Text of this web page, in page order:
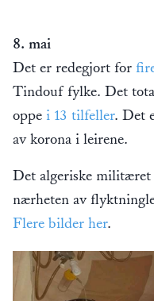
8. mai
Det er redegjort for
Tindouf fylke. Det
oppe i 13 tilfeller. Det
av korona i leirene.
Det algeriske militæret
nærheten av
Flere bilder her.